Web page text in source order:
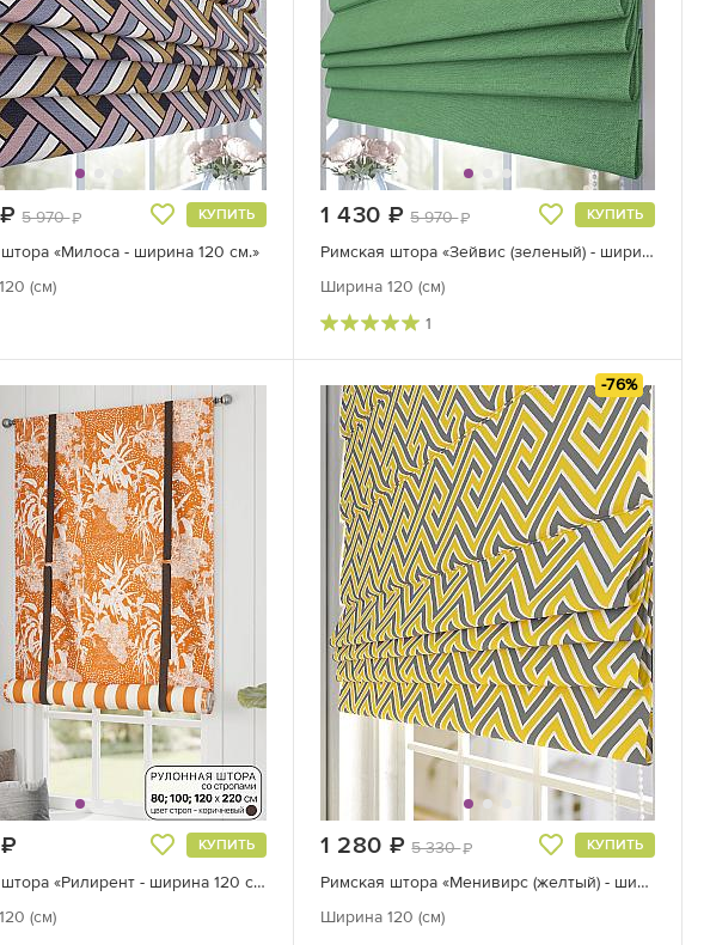
руб.
5 970 КУПИТЬ
«Милоса - ширина 120 см.»
(см)
1 430 руб.
5 970 КУПИТЬ
Римская штора «Зейвис (зеленый) - ширина 120 см»
Ширина 120 (см)
1
КУПИТЬ
Римская штора «Рилирент - ширина 120 см»
(см)
-76%
1 280 руб.
5 330 КУПИТЬ
Римская штора «Менивирс (желтый) - ширина 120 см»
Ширина 120 (см)